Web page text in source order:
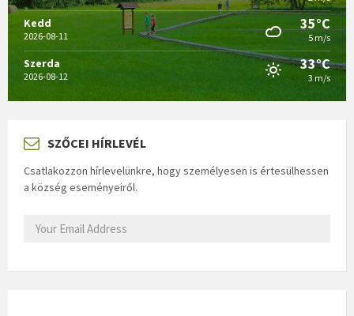
Kedd
2026-08-11
35°C
5 m/s
Szerda
2026-08-12
33°C
3 m/s
SZŐCEI HÍRLEVÉL
Csatlakozzon hírlevelünkre, hogy személyesen is értesülhessen
a község eseményeiről.